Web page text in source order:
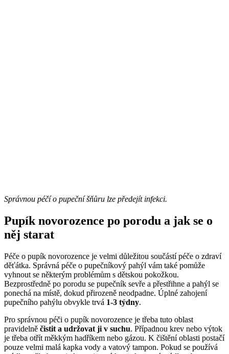
Správnou péčí o pupeční šňůru lze předejít infekci.
Pupík novorozence po porodu a jak se o
něj starat
Péče o pupík novorozence je velmi důležitou součástí péče o zdraví
děťátka. Správná péče o pupečníkový pahýl vám také pomůže
vyhnout se některým problémům s dětskou pokožkou.
Bezprostředně po porodu se pupečník sevře a přestřihne a pahýl se
ponechá na místě, dokud přirozeně neodpadne. Úplné zahojení
pupečního pahýlu obvykle trvá 1-3 týdny.
Pro správnou péči o pupík novorozence je třeba tuto oblast
pravidelně čistit a udržovat ji v suchu. Případnou krev nebo výtok
je třeba otřít měkkým hadříkem nebo gázou. K čištění oblasti postačí
pouze velmi malá kapka vody a vatový tampon. Pokud se používá